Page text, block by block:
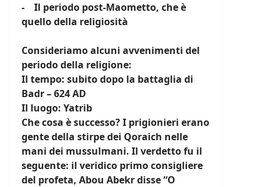
- Il periodo post-Maometto, che è
quello della religiosità
Consideriamo alcuni avvenimenti del
periodo della religione:
Il tempo: subito dopo la battaglia di
Badr – 624 AD
Il luogo: Yatrib
Che cosa è successo? I prigionieri erano
gente della stirpe dei Qoraich nelle
mani dei mussulmani. Il verdetto fu il
seguente: il veridico primo consigliere
del profeta, Abou Abekr disse “O